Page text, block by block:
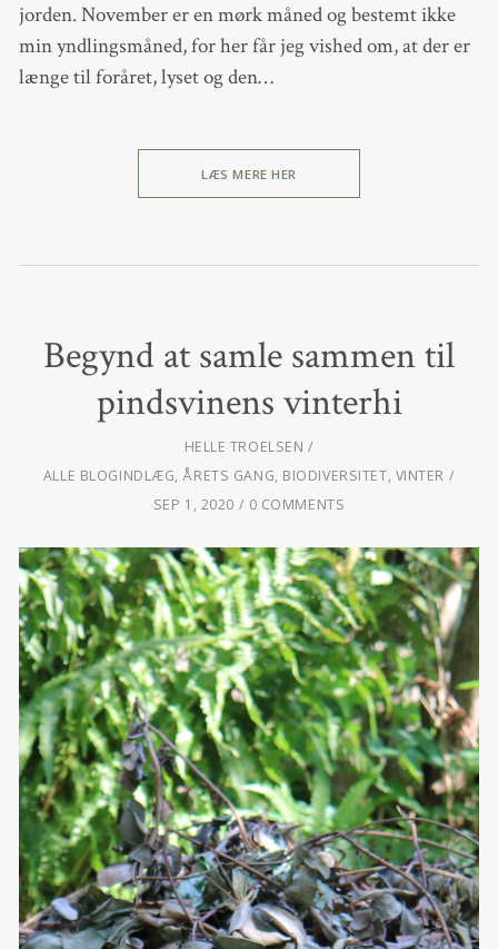
jorden. November er en mørk måned og bestemt ikke
min yndlingsmåned, for her får jeg vished om, at der er
længe til foråret, lyset og den…
LÆS MERE HER
Begynd at samle sammen til
pindsvinens vinterhi
HELLE TROELSEN
ALLE BLOGINDLÆG,ÅRETS GANG, BIODIVERSITET, VINTER
SEP 1, 2020
0 COMMENTS